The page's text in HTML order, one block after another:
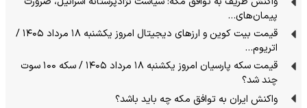
پیمان‌های…
قیمت بیت کوین و ارز‌های دیجیتال امروز یکشنبه ۱۸ مرداد ۱۴۰۵ /
اتریوم…
قیمت سکه پارسیان امروز یکشنبه ۱۸ مرداد ۱۴۰۵ / سکه ۱۰۰ سوت
چند شد؟
واکنش ایران به توافق مکه چه باید باشد؟